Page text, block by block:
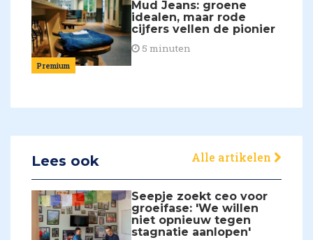
Premium
Mud Jeans: groene
idealen, maar rode
cijfers vellen de pionier
5 minuten
Lees ook Alle artikelen
Seepje zoekt ceo voor
groeifase: 'We willen
niet opnieuw tegen
stagnatie aanlopen'